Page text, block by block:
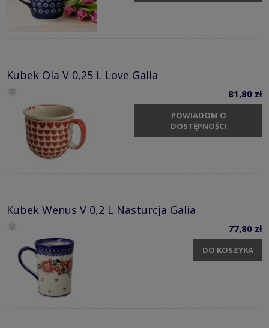
Kubek Ola V 0,25 L Love Galia
81,80 zł
POWIADOM O
DOSTĘPNOŚCI
Kubek Wenus V 0,2 L Nasturcja Galia
77,80 zł
DO KOSZYKA